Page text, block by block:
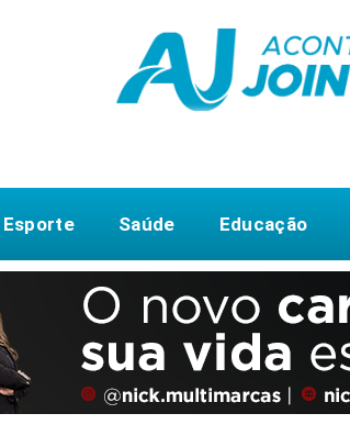
Esporte Saúde Educação